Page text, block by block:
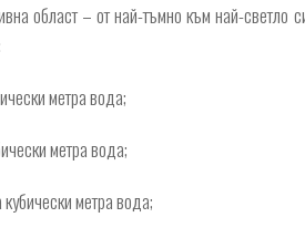
област – от най-тъмно към най-
метра вода;
метра вода;
метра вода;